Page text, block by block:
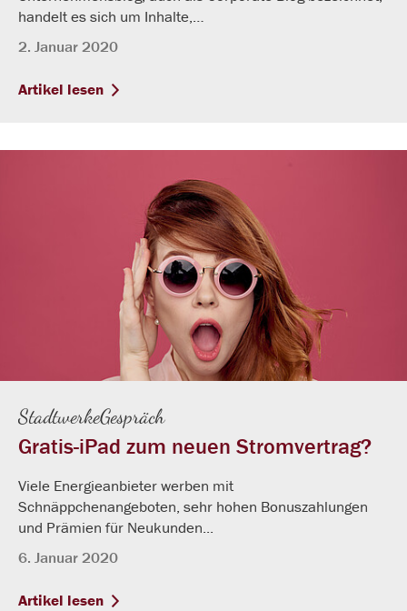
handelt es sich um Inhalte,…
2. Januar 2020
Artikel lesen
Gratis-iPad zum neuen Stromvertrag?
StadtwerkeGespräch
Viele Energieanbieter werben mit
Schnäppchenangeboten, sehr hohen Bonuszahlungen
und Prämien für Neukunden...
6. Januar 2020
Artikel lesen